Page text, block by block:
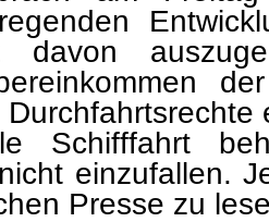
davon
Schifffahrt
einzufallen.
Presse zu